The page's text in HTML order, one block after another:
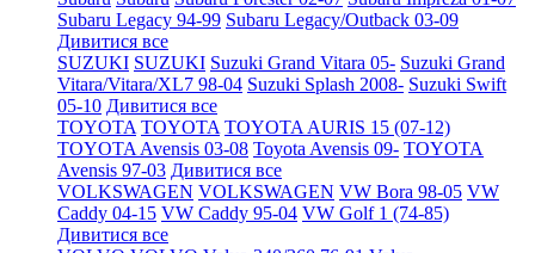
Subaru Legacy 94-99 Subaru Legacy/Outback 03-09
Дивитися все
SUZUKI SUZUKI Suzuki Grand Vitara 05- Suzuki Grand
Vitara/Vitara/XL7 98-04 Suzuki Splash 2008- Suzuki Swift
05-10 Дивитися все
TOYOTA TOYOTA TOYOTA AURIS 15 (07-12)
TOYOTA Avensis 03-08 Toyota Avensis 09- TOYOTA
Avensis 97-03 Дивитися все
VOLKSWAGEN VOLKSWAGEN VW Bora 98-05 VW
Caddy 04-15 VW Caddy 95-04 VW Golf 1 (74-85)
Дивитися все